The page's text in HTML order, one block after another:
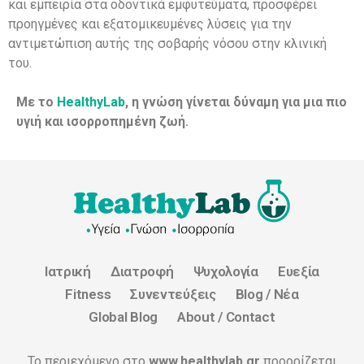
και εμπειρία στα οδοντικά εμφυτεύματα, προσφέρει
προηγμένες και εξατομικευμένες λύσεις για την
αντιμετώπιση αυτής της σοβαρής νόσου στην κλινική
του.
Με το HealthyLab, η γνώση γίνεται δύναμη για μια πιο
υγιή και ισορροπημένη ζωή.
Ιατρική Διατροφή Ψυχολογία
Ευεξία
Fitness
Συνεντεύξεις
Blog / Νέα
Global Blog
About / Contact